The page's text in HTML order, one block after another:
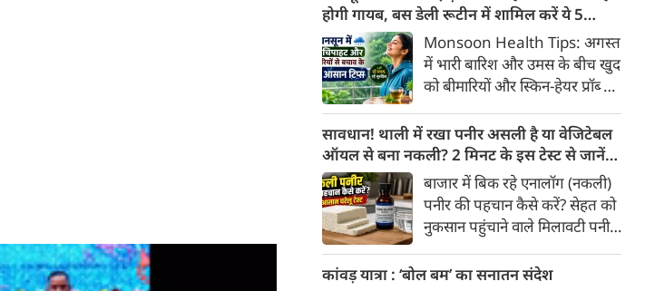
खाद्य पदार्थों में पाए जाने वाले
प्राकृतिक बायोएक्टिव तत्व
'एंथोसायनिन' का अधिक सेवन स्वस्थ
व्यक्तियों में हृदय और मेटाबॉलिक
स्वास्थ्य को बेहतर बनाने में मददगार
साबित हो सकता है।
होगी गायब, बस डेली रूटीन में शामिल करें ये 5
लाइफस्टाइल टिप्सMonsoon Health Tips: अगस्त
में भारी बारिश और उमस के बीच खुद
को बीमारियों और स्किन-हेयर प्रॉब्लम
बताएं 5 बेस्ट मानसून लाइफस्टाइल
हैक्स।
सावधान! थाली में रखा पनीर असली है या वेजिटेबल
ऑयल से बना नकली? 2 मिनट के इस टेस्ट से जानें
सच्चाई
बाजार में बिक रहे एनालॉग (नकली)
पनीर की पहचान कैसे करें? सेहत को
नुकसान पहुंचाने वाले मिलावटी पनीर
यहां जानें।
कांवड़ यात्रा : ‘बोल बम’ का सनातन संदेश